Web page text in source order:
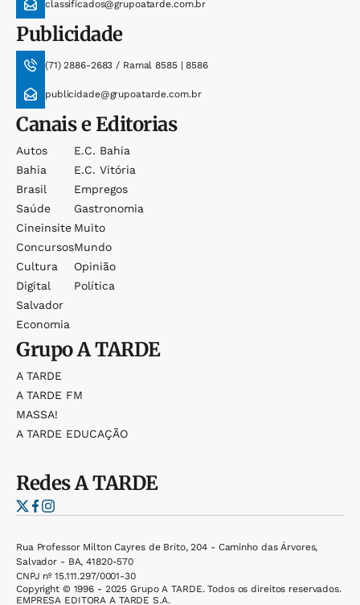
classificados@grupoatarde.com.br
Publicidade
(71) 2886-2683 / Ramal 8585 | 8586
publicidade@grupoatarde.com.br
Canais e Editorias
Autos
Bahia
Brasil
Saúde
Cineinsite
Concursos
Cultura
Digital
Salvador
Economia
E.c. Bahia
E.c. Vitória
Empregos
Gastronomia
Muito
Mundo
Opinião
Política
GrupoA TARDE
A TARDE
A TARDE FM
MASSA!
A TARDE EDUCAÇÃO
RedesA TARDE
Rua Professor Milton Cayres de Brito, 204 - Caminho das Árvores,
Salvador - BA, 41820-570
CNPJ nº 15.111.297/0001-30
Copyright © 1996 - 2025 Grupo A TARDE. Todos os direitos reservados.
EMPRESA EDITORA A TARDE S.A.